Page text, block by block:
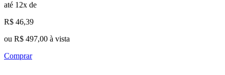
até 12x de
R$ 46,39
ou R$ 497,00 à vista
Comprar